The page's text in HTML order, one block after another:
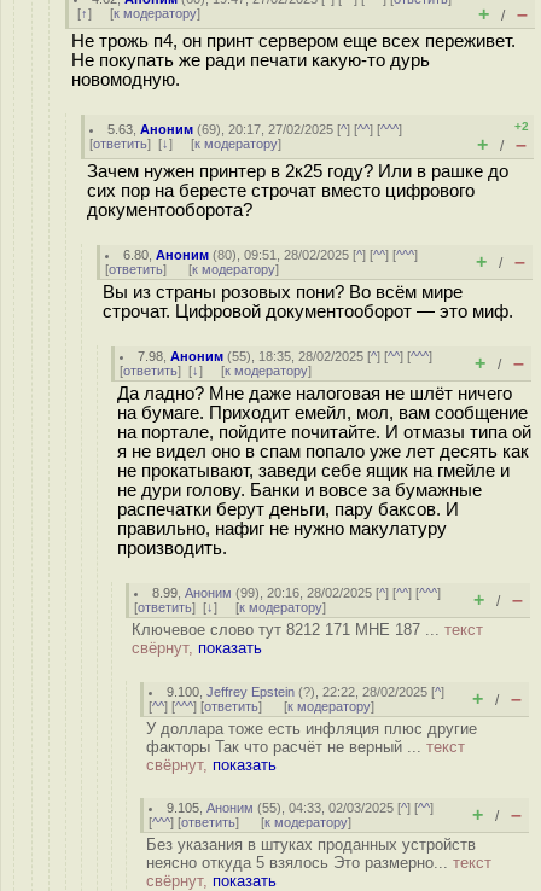
[↑] [к модератору] + / –
Не трожь п4, он принт сервером еще всех переживет.
Не покупать же ради печати какую-то дурь
новомодную.
5.63 ,Аноним (69), 20:17, 27/02/2025 [^] [^^] [^^^]
[ответить] [↓] [к модератору]
+2
+ / –
Зачем нужен принтер в 2к25 году? Или в рaшке до
сих пор на бересте строчат вместо цифрового
документооборота?
6.80 ,Аноним (80), 09:51, 28/02/2025 [^] [^^] [^^^]
[ответить] [к модератору] + / –
Вы из страны розовых пони? Во всём мире
строчат. Цифровой документооборот — это миф.
7.98 ,Аноним (55), 18:35, 28/02/2025 [^] [^^] [^^^]
[ответить] [↓] [к модератору] + / –
Да ладно? Мне даже налоговая не шлёт ничего
на бумаге. Приходит емейл, мол, вам сообщение
на портале, пойдите почитайте. И отмазы типа ой
я не видел оно в спам попало уже лет десять как
не прокатывают, заведи себе ящик на гмейле и
не дури голову. Банки и вовсе за бумажные
распечатки берут деньги, пару баксов. И
правильно, нафиг не нужно макулатуру
производить.
8.99 ,Аноним (99), 20:16, 28/02/2025 [^] [^^] [^^^]
[ответить] [↓] [к модератору] + / –
Ключевое слово тут 8212 171 МНЕ 187 ... текст
свёрнут, показать
9.100 ,Jeffrey Epstein (?), 22:22, 28/02/2025 [^]
[^^] [^^^] [ответить] [к модератору] + / –
У доллара тоже есть инфляция плюс другие
факторы Так что расчёт не верный ... текст
свёрнут, показать
9.105 ,Аноним (55), 04:33, 02/03/2025 [^] [^^]
[^^^] [ответить] [к модератору] + / –
Без указания в штуках проданных устройств
неясно откуда 5 взялось Это размерно... текст
свёрнут, показать